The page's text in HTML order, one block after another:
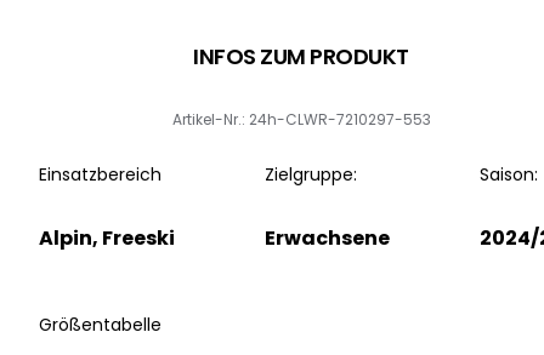
INFOS ZUM PRODUKT
Artikel-Nr.: 24h-CLWR-7210297-553
Einsatzbereich
Alpin, Freeski
Zielgruppe:
Erwachsene
Saison:
2024/
Größentabelle